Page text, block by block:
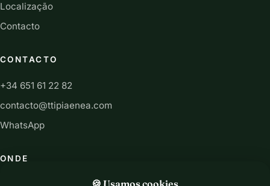
Localização
Contacto
CONTACTO
+34 651 61 22 82
contacto@ttipiaenea.com
WhatsApp
ONDE
R. San Martín 13, 31892 Ariz, Navarra (Espanha)